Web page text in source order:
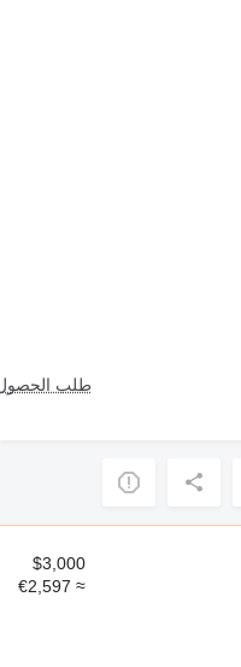
طلب
$3,000
≈ €2,597